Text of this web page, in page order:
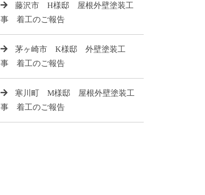
藤沢市 H様邸 屋根外壁塗装工
事 着工のご報告
茅ヶ崎市 K様邸 外壁塗装工
事 着工のご報告
寒川町 M様邸 屋根外壁塗装工
事 着工のご報告